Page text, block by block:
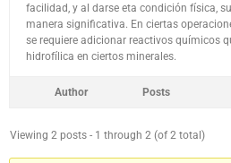
facilidad, y al darse eta condición física,
manera significativa. En ciertas
se requiere adicionar reactivos químicos
hidrofílica en ciertos minerales.
Author Posts
Viewing 2 posts - 1 through 2 (of 2 total)